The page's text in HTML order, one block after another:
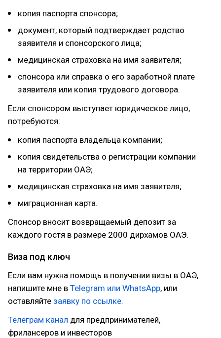
копия паспорта спонсора;
документ, который подтверждает родство
заявителя и спонсорского лица;
медицинская страховка на имя заявителя;
спонсора или справка о его заработной плате
заявителя или копия трудового договора.
Если спонсором выступает юридическое лицо,
потребуются:
копия паспорта владельца компании;
копия свидетельства о регистрации компании
на территории ОАЭ;
медицинская страховка на имя заявителя;
миграционная карта.
Спонсор вносит возвращаемый депозит за
каждого гостя в размере 2000 дирхамов ОАЭ.
Виза под ключ
Если вам нужна помощь в получении визы в ОАЭ,
напишите мне в Telegram или WhatsApp, или
оставляйте заявку по ссылке.
Телеграм канал для предпринимателей,
фрилансеров и инвесторов